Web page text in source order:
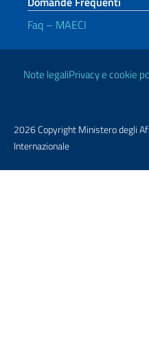
Faq – MAECI
Link Utili
Note legaliPrivacy e cookie
2026 Copyright Ministero degli
Internazionale